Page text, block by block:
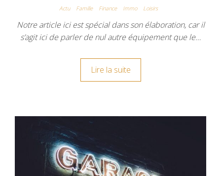
Actu Famille Finance Immo Loisirs
Notre article ici est spécial dans son élaboration, car il
s’agit ici de parler de nul autre équipement que le…
Lire la suite